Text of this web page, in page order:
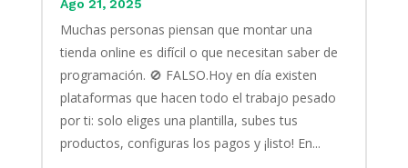
Ago 21, 2025
Muchas personas piensan que montar una
tienda online es difícil o que necesitan saber de
programación. 🚫 FALSO.Hoy en día existen
plataformas que hacen todo el trabajo pesado
por ti: solo eliges una plantilla, subes tus
productos, configuras los pagos y ¡listo! En...